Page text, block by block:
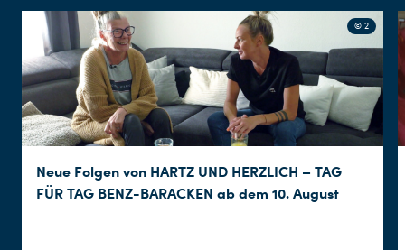
© 2
Neue Folgen von HARTZ UND HERZLICH – TAG
FÜR TAG BENZ-BARACKEN ab dem 10. August